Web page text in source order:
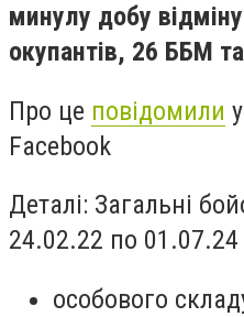
минулу добу
окупантів, 26 ББМ
Про це повідомили
Facebook
Деталі: Загальні
24.02.22 по 01.07.24
особового